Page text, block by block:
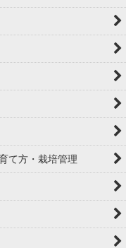
て方・栽培管理